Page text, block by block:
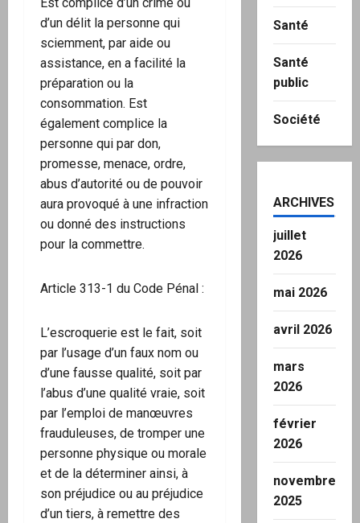
Est complice d’un crime ou
d’un délit la personne qui
sciemment, par aide ou
assistance, en a facilité la
préparation ou la
consommation. Est
également complice la
personne qui par don,
promesse, menace, ordre,
abus d’autorité ou de pouvoir
aura provoqué à une infraction
ou donné des instructions
pour la commettre.
Article 313-1 du Code Pénal :
L’escroquerie est le fait, soit
par l’usage d’un faux nom ou
d’une fausse qualité, soit par
l’abus d’une qualité vraie, soit
par l’emploi de manœuvres
frauduleuses, de tromper une
personne physique ou morale
et de la déterminer ainsi, à
son préjudice ou au préjudice
d’un tiers, à remettre des
Santé
Santé
public
Société
ARCHIVES
juillet
2026
mai 2026
avril 2026
mars
2026
février
2026
novembre
2025